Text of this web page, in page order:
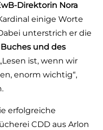
Direktorin Nora
einige Worte
unterstrich er die
und des
ist, wenn wir
enorm wichtig“,
erfolgreiche
CDD aus Arlon